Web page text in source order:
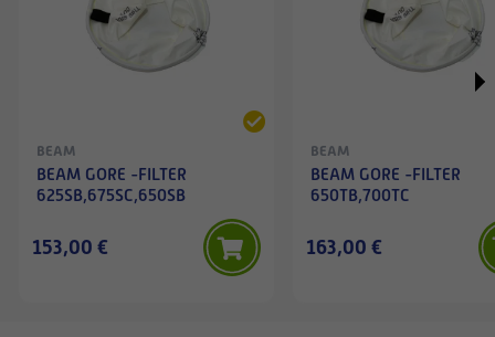
BEAM
BEAM GORE -FILTER
625SB,675SC,650SB
153,00 €
BEAM
BEAM GORE -FILTER
650TB,700TC
163,00 €